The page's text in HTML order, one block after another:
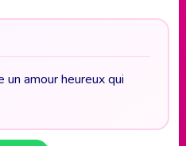
amour heureux qui